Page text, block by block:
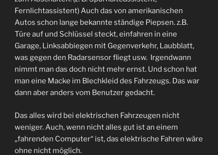
Fernlichtassistent) Auch das von amerikanischen
Autos schon lange bekannte ständige Piepsen. z.B.
Türe auf und Schlüssel steckt, einfahren in eine
Garage, Linksabbiegen mit Gegenverkehr, Laubblatt,
was gegen den Radarsensor fliegt usw. Irgendwann
nimmt man das doch nicht mehr ernst. Und schon hat
man eine Macke im Blechkleid des Fahrzeugs. Das war
dann aber anders vom Benutzer gedacht.
Das alles wird bei elektrischen Fahrzeugen nicht
weniger. Auch, wenn nicht alles gut ist an einem
„fahrenden Computer“ ist, das elektrische Fahren wäre
ohne nicht möglich.